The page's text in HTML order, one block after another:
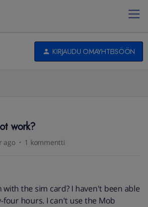
KIRJAUDU OMAYHTEISÖÖN
work?
ago 1 kommentti
with the sim card? I haven't been able
hours. I can't use the Mob